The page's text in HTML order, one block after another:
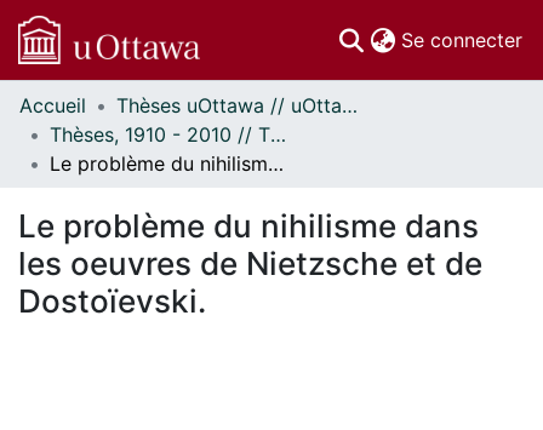
Se connecter
Communautés
et collections
Parcourir
À propos
Accueil
Thèses uOttawa // uOttawa Theses
Thèses, 1910 - 2010 // Theses, 1910 - 2010
Le problème du nihilisme dans les oeuvres de Nietzsche et de Dostoïevski.
Le problème du nihilisme dans
les oeuvres de Nietzsche et de
Dostoïevski.